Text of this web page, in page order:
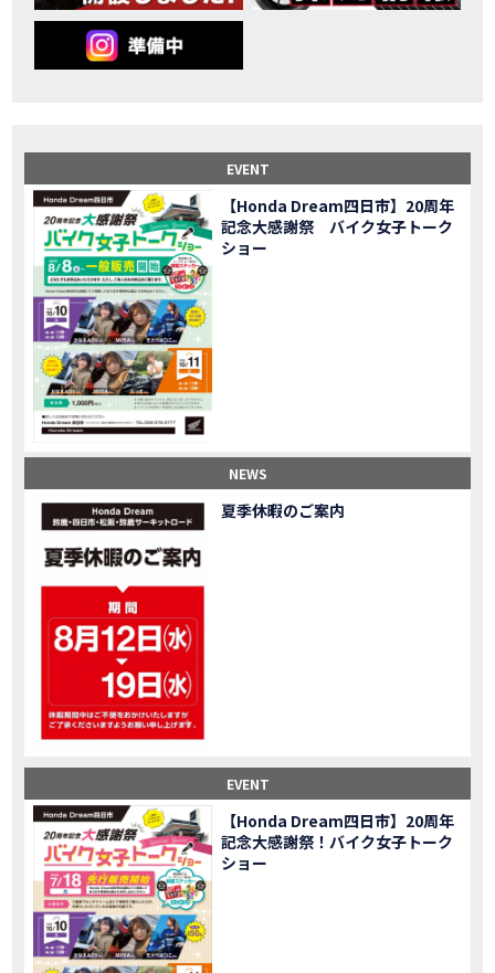
MOVIE こんなことある？！CB1000Fでツーリングイベントに参戦したのだが・・
【新車】CB1000Fで11時間ツーリングした素直なレビュー【モトブログ】Honda CB
MOVIE 【事故寸前】200kmレッカー、そしてさらなる原因が判明し、修理代が膨れ上がった結果
MOVIE 2025X-ADV 最高の旅バイクで街乗りも最適！ADVが20台でツーリングしました｜Honda ADV160
NEW BIKENEWS CB1000F販売中！！
MOVIE 【バイク女子】ごめんなさい。大切なツーリングでやらかしてしまった…
MOVIE 【バイク女子】下道444kmぶっ通しで走った結果がヤバかった
MOVIE 【バイク女子】最安！三重→東京〇〇〇円で行けちゃった
MOVIE 新型スーパーカブ110レビュー！C125 CT125で女子ツーリング 最高！Honda Super Cub(JA59)
MOVIE 【世界一の燃費Super cub】給油せずにどこまで行けるかやってみたら大変なことになりました
MOVIE 【バイク女子の挑戦】世界一の最強バイクでついにやります。
MOVIE 【バイク女子】この動画を見たらイライラするかもしれません。ごめんなさい。
MOVIE 【バイク用ドラレコ】センサーで感知！駐車場でバイクの周りを…
おめでたい人生初バイク納車！スタッフがまさかの対応…
【激カワ女子登場】バイク女子はツーリング中も〇〇が大好き♡
MOVIE 正統派NC750X！大型二輪教習から10年目の素直な感想|Honda NC750X DCT【バイク女子ツーリング】
MOVIE 女が乗るバイクじゃない？低身長女が検証します
MOVIE 【福井1泊ツーリング】バイク女子、仲悪いって本当？
MOVIE 大型ツアラー！Gold Wing Tour 50th ANNIVWRSARYは女性ライダーでもツーリングを楽しめるのか検証してみた｜Honda ゴールドウイング
MOVIE 【Monkey125】初めてモンキー！意外な◯◯へ行って来た【三重ホンダヒート】
NEW BIKE 大型ツアラー「Gold Wing Tour」と特別仕様の 「Gold Wing Tour 50th ANNIVERSARY」を 受注期間限定で発売
【三重県】女性ライダーツーリングを満喫しました｜CB1000HORNET CB750HORNET CB650R E-Clutch
MOVIE 【女子ツーの実態】恥ずかしいけど、暴露しました。
MOVIE オイル交換に行ったつもりが…まさかの大出費！？
「CRF250L」「CRF250L＜s＞」のカラーリング設定と 仕様を一部変更し発売
NEW BIKE 軽二輪スーパースポーツモデル「CBR250RR」の カラーバリエーションを変更し発売
MOVIE 【Honda Dream鈴鹿】20周年記念・大感謝祭イベント 大人気バイク女子が大集合・・Honda Dreamさんの人気を探ってきましたスペシャル！！メチャクチャ楽しかったです❤
NEW BIKE PROJECT BIG1 Final Edition CB 1300在庫車あります！
MOVIE 【バイク女子】急遽、愛車とお別れ…ついにあのバイクに乗れた
MOVIE 【バイク女子】オイル交換だけのつもりが、まさかのアレを交換することに！？
EVENT 【Honda Dream 鈴鹿２０周年記念大感謝祭】 多くの方のご来店ありがとうございました！
EVENT
【Honda Dream四日市】20周年
記念大感謝祭 バイク女子トーク
ショー
NEWS
夏季休暇のご案内
EVENT
【Honda Dream四日市】20周年
記念大感謝祭！バイク女子トーク
ショー